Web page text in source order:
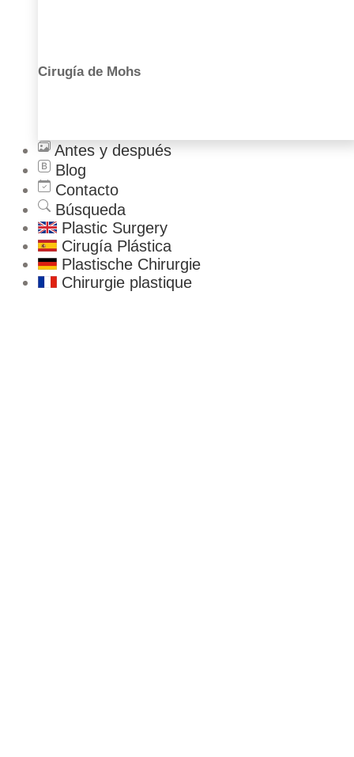
Cirugía de Mohs
Antes y después
Blog
Contacto
Búsqueda
Plastic Surgery
Cirugía Plástica
Plastische Chirurgie
Chirurgie plastique
Ginecomastia
Injerto de grasa facial